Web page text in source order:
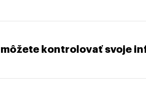
môžete kontrolovať svoje